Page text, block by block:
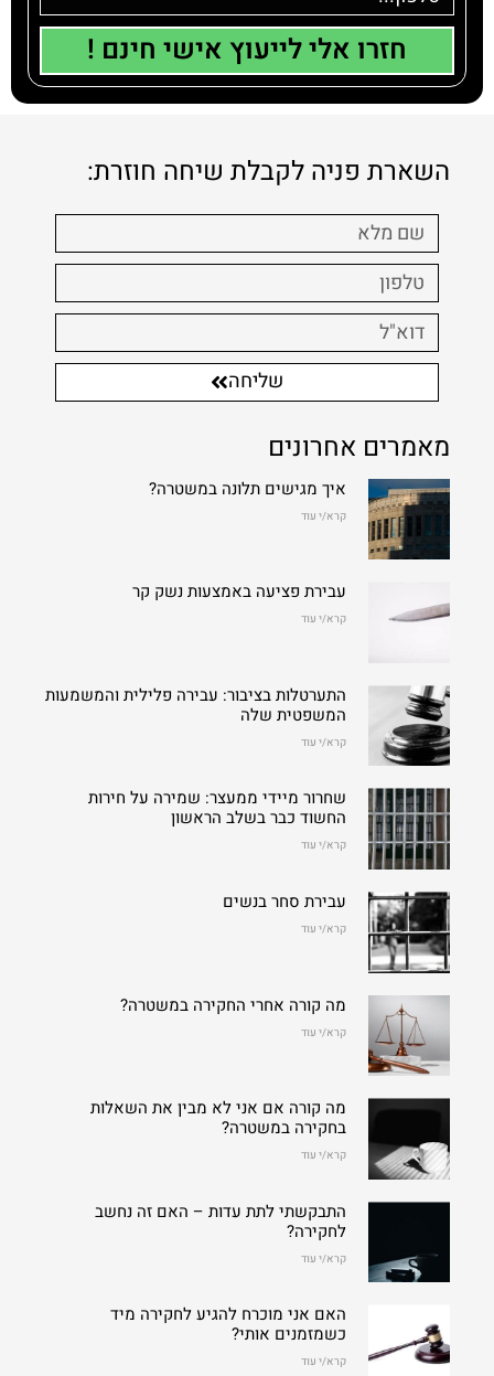
חזרו אלי לייעוץ אישי חינם !
השארת פניה לקבלת שיחה חוזרת:
שליחה
מאמרים אחרונים
איך מגישים תלונה במשטרה?
קרא/י עוד
עבירת פציעה באמצעות נשק קר
קרא/י עוד
התערטלות בציבור: עבירה פלילית והמשמעות
המשפטית שלה
קרא/י עוד
שחרור מיידי ממעצר: שמירה על חירות
החשוד כבר בשלב הראשון
קרא/י עוד
עבירת סחר בנשים
קרא/י עוד
מה קורה אחרי החקירה במשטרה?
קרא/י עוד
מה קורה אם אני לא מבין את השאלות
בחקירה במשטרה?
קרא/י עוד
התבקשתי לתת עדות – האם זה נחשב
לחקירה?
קרא/י עוד
האם אני מוכרח להגיע לחקירה מיד
כשמזמנים אותי?
קרא/י עוד